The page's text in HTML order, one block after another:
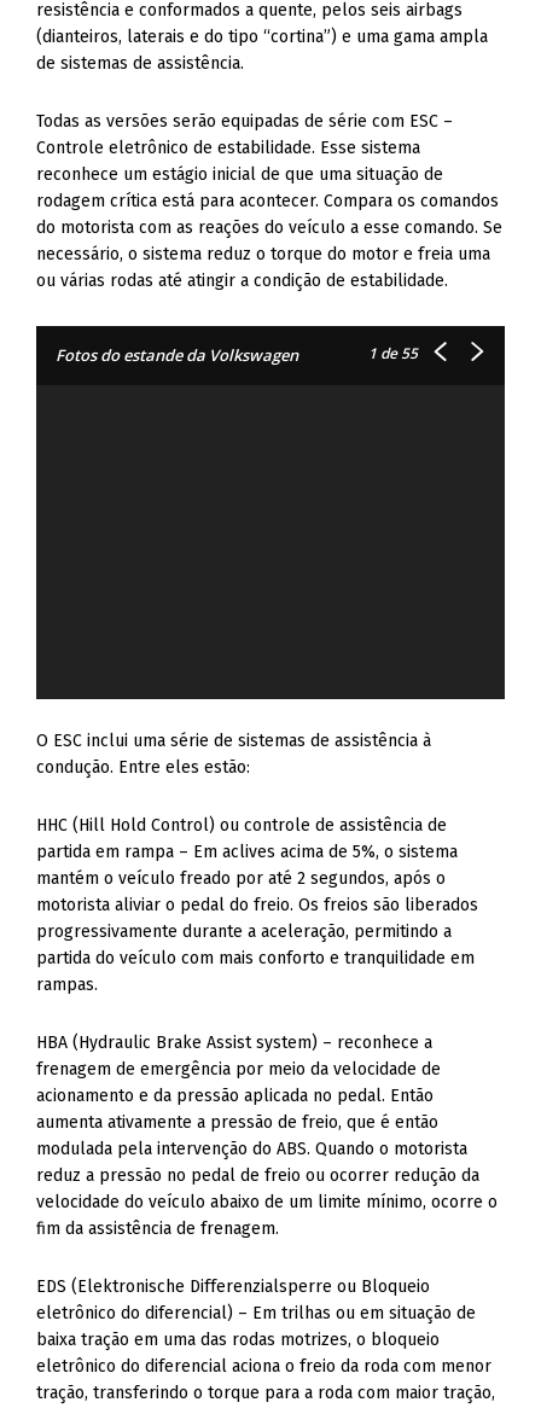
resistência e conformados a quente, pelos seis airbags
(dianteiros, laterais e do tipo “cortina”) e uma gama ampla
de sistemas de assistência.
Todas as versões serão equipadas de série com ESC –
Controle eletrônico de estabilidade. Esse sistema
reconhece um estágio inicial de que uma situação de
rodagem crítica está para acontecer. Compara os comandos
do motorista com as reações do veículo a esse comando. Se
necessário, o sistema reduz o torque do motor e freia uma
ou várias rodas até atingir a condição de estabilidade.
Fotos do estande da Volkswagen 1de 55
O ESC inclui uma série de sistemas de assistência à
condução. Entre eles estão:
HHC (Hill Hold Control) ou controle de assistência de
partida em rampa – Em aclives acima de 5%, o sistema
mantém o veículo freado por até 2 segundos, após o
motorista aliviar o pedal do freio. Os freios são liberados
progressivamente durante a aceleração, permitindo a
partida do veículo com mais conforto e tranquilidade em
rampas.
HBA (Hydraulic Brake Assist system) – reconhece a
frenagem de emergência por meio da velocidade de
acionamento e da pressão aplicada no pedal. Então
aumenta ativamente a pressão de freio, que é então
modulada pela intervenção do ABS. Quando o motorista
reduz a pressão no pedal de freio ou ocorrer redução da
velocidade do veículo abaixo de um limite mínimo, ocorre o
fim da assistência de frenagem.
EDS (Elektronische Differenzialsperre ou Bloqueio
eletrônico do diferencial) – Em trilhas ou em situação de
baixa tração em uma das rodas motrizes, o bloqueio
eletrônico do diferencial aciona o freio da roda com menor
tração, transferindo o torque para a roda com maior tração,